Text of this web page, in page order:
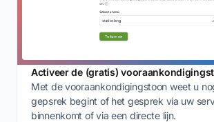
Activeer de (gratis)
Met de vooraankondigingstoon weet u
gepsrek begint of het gesprek via uw
binnenkomt of via een directe lijn.